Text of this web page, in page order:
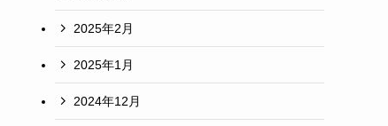
2025年2月
2025年1月
2024年12月